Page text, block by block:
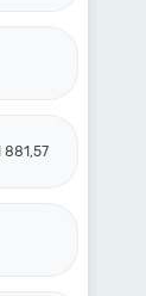
881,57